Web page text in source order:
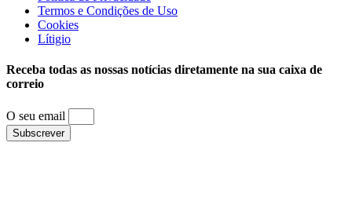
Termos e Condições de Uso
Cookies
Lítigio
Receba todas as nossas notícias diretamente na sua caixa de
correio
O seu email
Subscrever